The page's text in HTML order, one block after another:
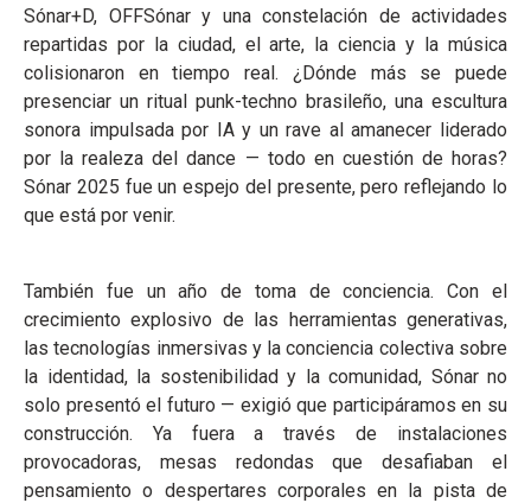
Sónar+D, OFFSónar y una constelación de actividades
repartidas por la ciudad, el arte, la ciencia y la música
colisionaron en tiempo real. ¿Dónde más se puede
presenciar un ritual punk-techno brasileño, una escultura
sonora impulsada por IA y un rave al amanecer liderado
por la realeza del dance — todo en cuestión de horas?
Sónar 2025 fue un espejo del presente, pero reflejando lo
que está por venir.
También fue un año de toma de conciencia. Con el
crecimiento explosivo de las herramientas generativas,
las tecnologías inmersivas y la conciencia colectiva sobre
la identidad, la sostenibilidad y la comunidad, Sónar no
solo presentó el futuro — exigió que participáramos en su
construcción. Ya fuera a través de instalaciones
provocadoras, mesas redondas que desafiaban el
pensamiento o despertares corporales en la pista de